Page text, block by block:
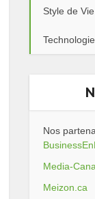
Style de Vie
Technologie
Nos
Media-
Meizon.ca